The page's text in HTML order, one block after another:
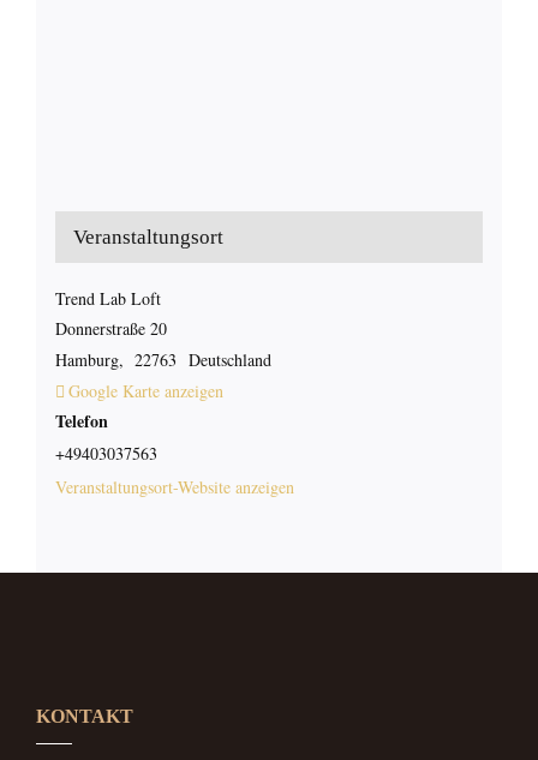
Veranstaltungsort
Trend Lab Loft
Donnerstraße 20
Hamburg, 22763 Deutschland
Google Karte anzeigen
Telefon
+49403037563
Veranstaltungsort-Website anzeigen
KONTAKT